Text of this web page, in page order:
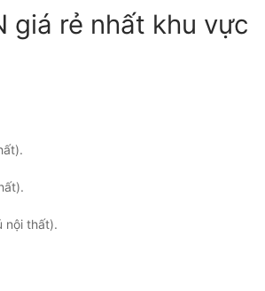
giá rẻ nhất khu vực
nội thất).